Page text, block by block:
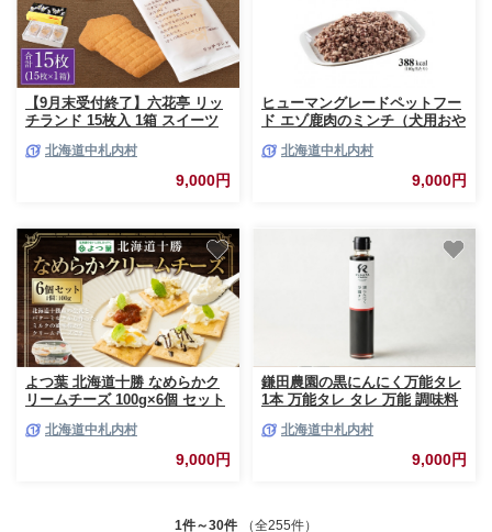
【9月末受付終了】六花亭 リッ
チランド 15枚入 1箱 スイーツ
おやつ お菓子 洋菓子 チーズサ
ブレ チーズ サブレ 北海道 十勝
北海道中札内村
9,000円
ヒューマングレードペットフー
ド エゾ鹿肉のミンチ（犬用おや
北海道中札内村
9,000円
よつ葉 北海道十勝 なめらかク
リームチーズ 100g×6個 セット
ーズ 計600g 生乳 バターミルク
北海道中札内村
9,000円
鎌田農園の黒にんにく万能タレ
1本 万能タレ タレ 万能 調味料
黒にんにく にんにく ニンニク
北海道中札内村
9,000円
1件～30件 （全255件）